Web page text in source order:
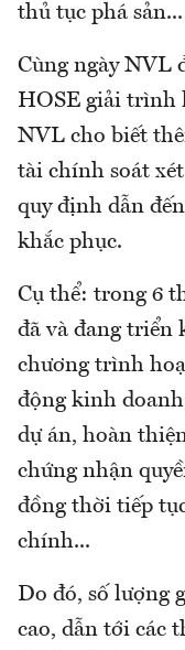
thủ tục phá sản...
Cùng ngày NVL
HOSE giải trình
NVL cho biết
tài chính soát
quy định dẫn
khắc phục.
Cụ thể: trong 6
đã và đang triển
chương trình
động kinh
dự án, hoàn
chứng nhận
đồng thời tiếp
chính...
Do đó, số lượng
cao, dẫn tới các